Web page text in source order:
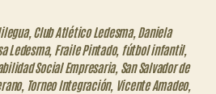
, Club Atlético Ledesma, Daniela
Ledesma, Fraile Pintado, fútbol infantil,
Social Empresaria, San Salvador de
, Torneo Integración, Vicente Amadeo,